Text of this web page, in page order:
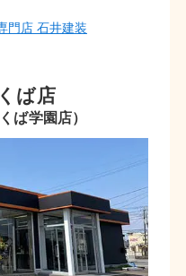
門店 石井建装
ば店
ば学園店）